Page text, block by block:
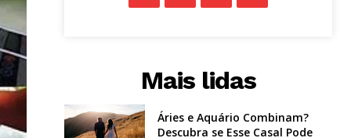
Mais lidas
Áries e Aquário Combinam?
Descubra se Esse Casal Pode